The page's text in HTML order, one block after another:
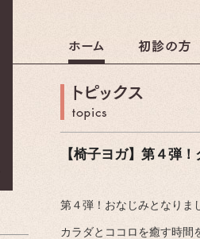
最新のおしらせ
【椅子ヨガ】第４弾
第４弾！おなじみとなりま
カラダとココロを癒す時間